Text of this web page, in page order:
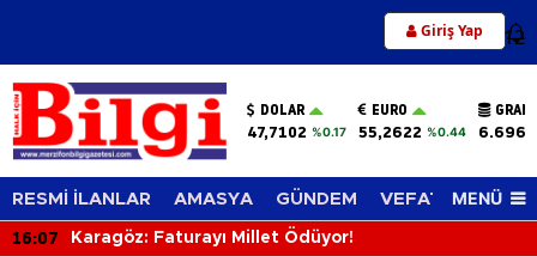
Giriş Yap 12
DOLAR
47,7102 %0.17
EURO
55,2622 %0.44
RESMİ İLANLAR AMASYA GÜNDEM VEFAT EDENLER
MENÜ
16:07 Karagöz: Faturayı Millet Ödüyor!